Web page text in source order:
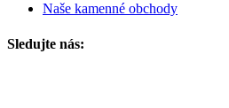
Naše kamenné obchody
Sledujte nás: